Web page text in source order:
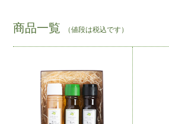
商品一覧 （値段は税込です）